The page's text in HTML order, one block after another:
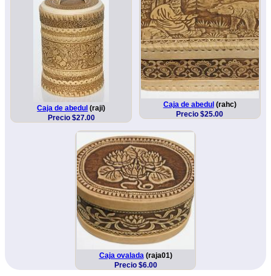
Caja de abedul (raji)
Precio $27.00
Caja de abedul (rahc)
Precio $25.00
Caja ovalada(raja01)
Precio $6.00